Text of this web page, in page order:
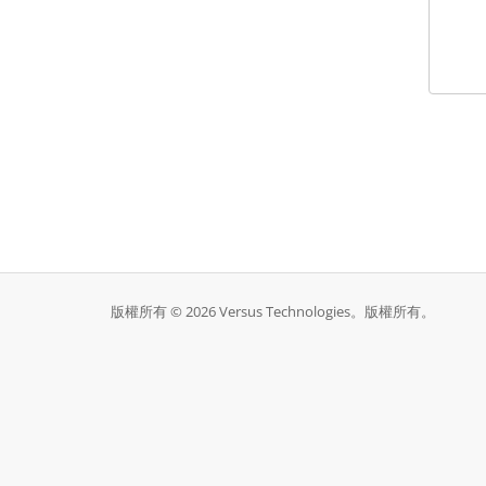
版權所有 © 2026 Versus Technologies。版權所有。